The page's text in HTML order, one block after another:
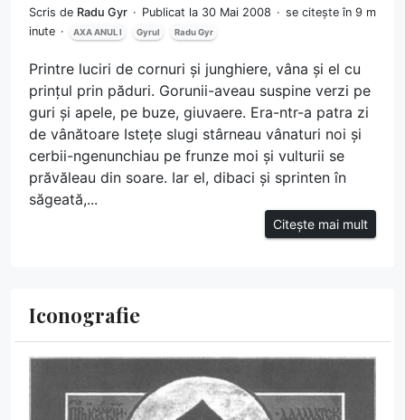
Scris de Radu Gyr Publicat la 30 Mai 2008
se citește în 9 m
inute
AXA ANUL I Gyrul Radu Gyr
Printre luciri de cornuri și junghiere, vâna și el cu
prințul prin păduri. Gorunii-aveau suspine verzi pe
guri și apele, pe buze, giuvaere. Era-ntr-a patra zi
de vânătoare Istețe slugi stârneau vânaturi noi și
cerbii-ngenunchiau pe frunze moi și vulturii se
prăvăleau din soare. Iar el, dibaci și sprinten în
săgeată,...
Citește mai mult
Iconografie